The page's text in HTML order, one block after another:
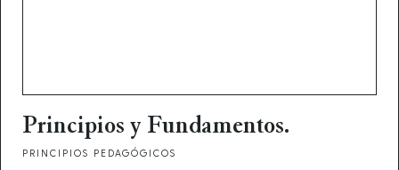
Principios y Fundamentos.
PRINCIPIOS PEDAGÓGICOS